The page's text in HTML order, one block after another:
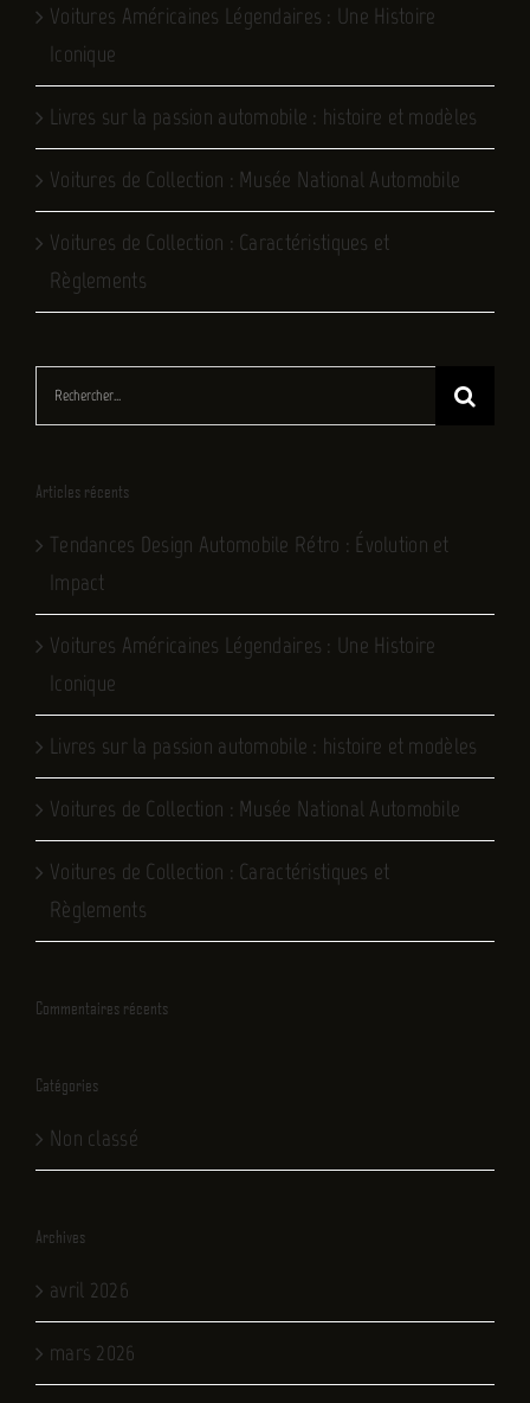
Voitures Américaines Légendaires : Une Histoire
Iconique
Livres sur la passion automobile : histoire et modèles
Voitures de Collection : Musée National Automobile
Voitures de Collection : Caractéristiques et
Règlements
Rechercher:
Articles récents
Tendances Design Automobile Rétro : Évolution et
Impact
Voitures Américaines Légendaires : Une Histoire
Iconique
Livres sur la passion automobile : histoire et modèles
Voitures de Collection : Musée National Automobile
Voitures de Collection : Caractéristiques et
Règlements
Commentaires récents
Catégories
Non classé
Archives
avril 2026
mars 2026